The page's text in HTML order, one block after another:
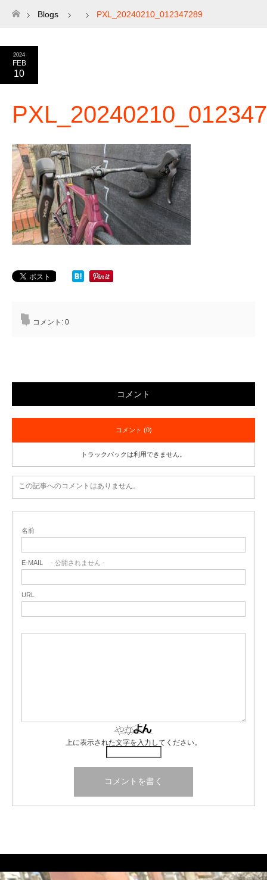
ホーム
Blogs PXL_20240210_012347289
2024
FEB
10
コメント: 0
コメント
コメント (0)
トラックバックは利用できません。
この記事へのコメントはありません。
名前
E-MAIL - 公開されません -
URL
上に表示された文字を入力してください。